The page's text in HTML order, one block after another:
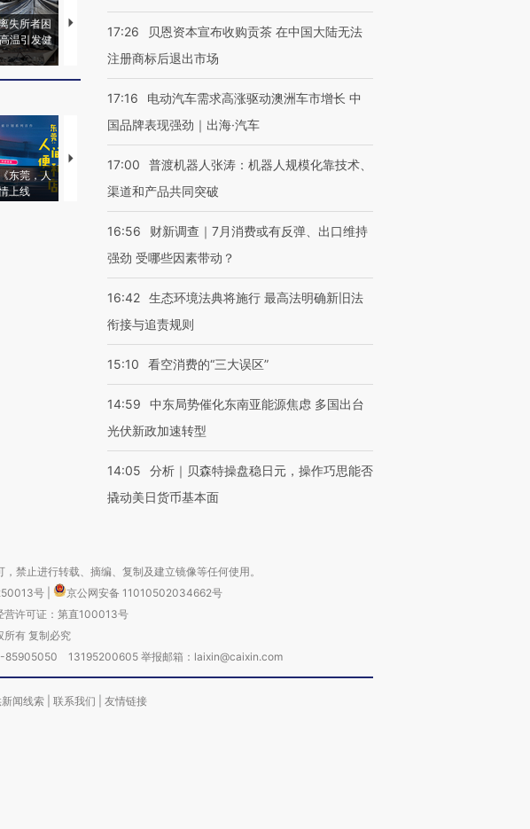
失所者困
温引发健
视线｜HYROX的吸金
术：是什么让中产们甘
心“花钱找虐”？
马航飞行员跨国走私7万
粒摇头丸 尿检体内含3种
毒品
视线｜被称为“蟑螂”的印
度Z世代 用街头抗争将教
东莞，人
上线
【推广】走进第四届链博
会，让数智科技“链”接产
【特别呈现】寻找100种
有意思的生活方式·第三对
【商旅对话】华住集团
CFO：不靠规模取胜，华
17:26
贝恩资本宣布收购贡茶 在中国大陆无法
注册商标后退出市场
17:16
电动汽车需求高涨驱动澳洲车市增长 中
国品牌表现强劲｜出海·汽车
17:00
普渡机器人张涛：机器人规模化靠技术、
渠道和产品共同突破
16:56
财新调查｜7月消费或有反弹、出口维持
强劲 受哪些因素带动？
16:42 生态环境法典将施行 最高法明确新旧法
衔接与追责规则
15:10 看空消费的“三大误区”
14:59
中东局势催化东南亚能源焦虑 多国出台
光伏新政加速转型
14:05
分析｜贝森特操盘稳日元，操作巧思能否
撬动美日货币基本面
禁止进行转载、摘编、复制及建立镜像等任何使用。
号
京公网安备 11010502034662号
营许可证：第直100013号
有 复制必究
85905050 13195200605 举报邮箱：laixin@caixin.com
闻线索 联系我们 友情链接